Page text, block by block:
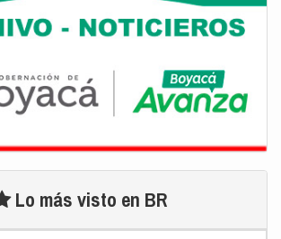
Lo más visto en BR